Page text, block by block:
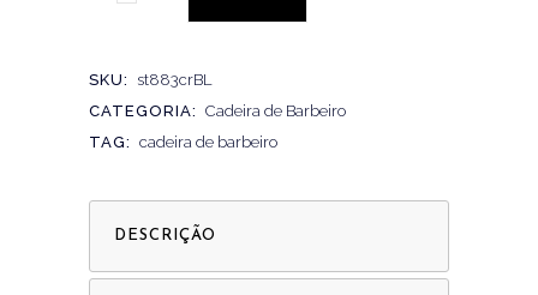
SKU:
st883crBL
CATEGORIA: Cadeira de Barbeiro
TAG: cadeira de barbeiro
DESCRIÇÃO